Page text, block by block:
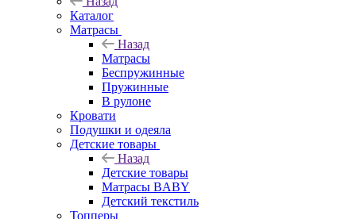
Каталог
Матрасы
Назад
Матрасы
Беспружинные
Пружинные
В рулоне
Кровати
Подушки и одеяла
Детские товары
Назад
Детские товары
Матрасы BABY
Детский текстиль
Топперы